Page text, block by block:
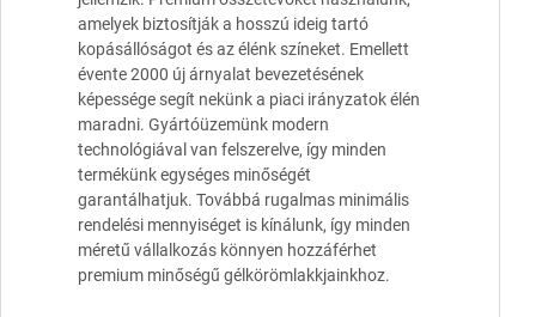
amelyek biztosítják a hosszú ideig tartó
kopásállóságot és az élénk színeket. Emellett
évente 2000 új árnyalat bevezetésének
képessége segít nekünk a piaci irányzatok élén
maradni. Gyártóüzemünk modern
technológiával van felszerelve, így minden
termékünk egységes minőségét
garantálhatjuk. Továbbá rugalmas minimális
rendelési mennyiséget is kínálunk, így minden
méretű vállalkozás könnyen hozzáférhet
premium minőségű gélkörömlakkjainkhoz.